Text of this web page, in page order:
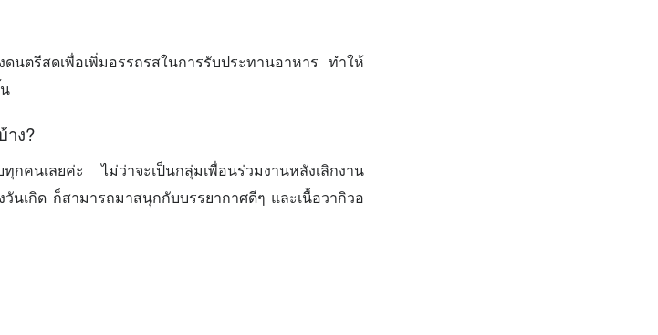
ตรีสดเพื่อเพิ่มอรรถรสในการรับประทานอาหาร ทำให้
าง?
นเลยค่ะ ไม่ว่าจะเป็นกลุ่มเพื่อนร่วมงานหลังเลิกงาน
นเกิด ก็สามารถมาสนุกกับบรรยากาศดีๆ และเนื้อวากิวอ